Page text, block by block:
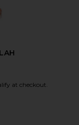
at checkout.